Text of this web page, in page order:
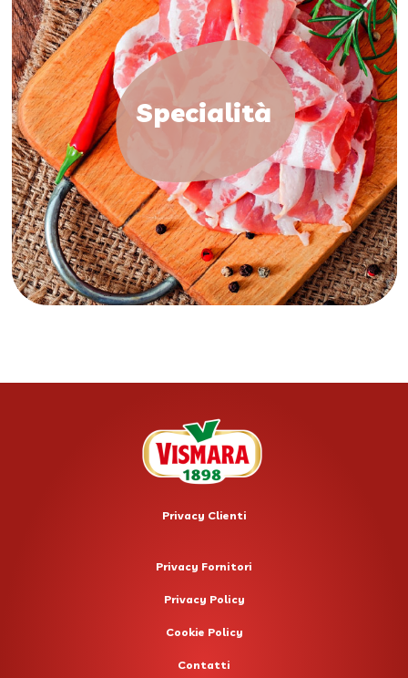
Specialità
Privacy Clienti
Privacy Fornitori
Privacy Policy
Cookie Policy
Contatti